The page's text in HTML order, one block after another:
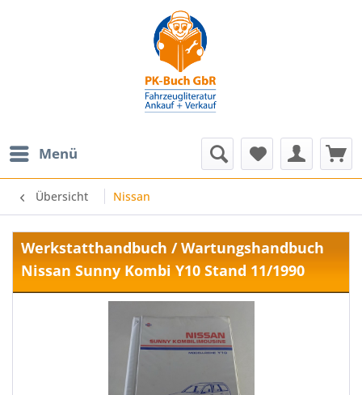
Menü
Übersicht Nissan
Werkstatthandbuch / Wartungshandbuch
Nissan Sunny Kombi Y10 Stand 11/1990